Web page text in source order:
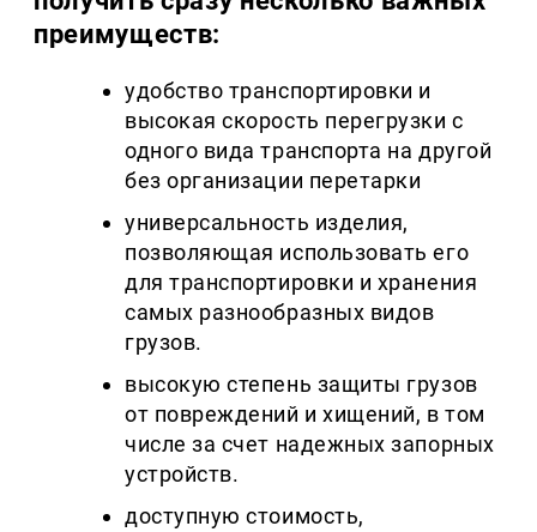
преимуществ:
удобство транспортировки и
высокая скорость перегрузки с
одного вида транспорта на другой
без организации перетарки
универсальность изделия,
позволяющая использовать его
для транспортировки и хранения
самых разнообразных видов
грузов.
высокую степень защиты грузов
от повреждений и хищений, в том
числе за счет надежных запорных
устройств.
доступную стоимость,